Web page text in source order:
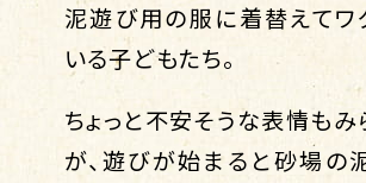
泥遊び用の服に着替えてワ
いる子どもたち。
ちょっと不安そうな表情もみ
が、遊びが始まると砂場の